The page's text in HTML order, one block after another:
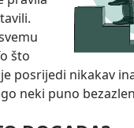
što
posrijedi nikakav
neki puno